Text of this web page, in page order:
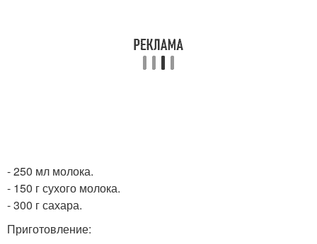
- 250 мл молока.
- 150 г сухого молока.
- 300 г сахара.
Приготовление: